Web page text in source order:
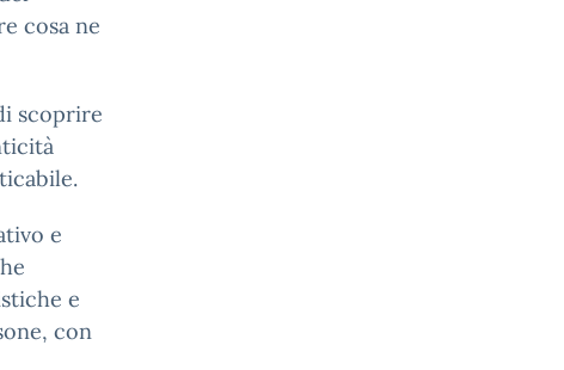
cosa ne
scoprire
e
e
con